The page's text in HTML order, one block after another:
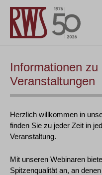
Informationen zu
Veranstaltungen
Herzlich willkommen in
finden Sie zu jeder Zeit in
Veranstaltung.
Mit unseren Webinaren
Spitzenqualität an, an